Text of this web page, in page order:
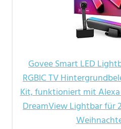
Govee Smart LED
RGBIC TV
Kit, funktioniert mit
DreamView Lightbar für